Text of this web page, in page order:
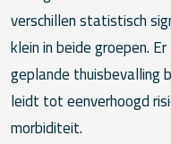
verschillen statistisch
klein in beide groepen.
geplande thuisbevalling
leidt tot eenverhoogd
morbiditeit.